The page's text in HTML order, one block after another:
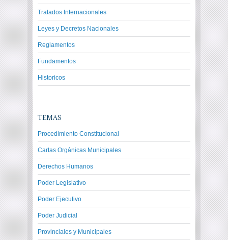
Tratados Internacionales
Leyes y Decretos Nacionales
Reglamentos
Fundamentos
Historicos
TEMAS
Procedimiento Constitucional
Cartas Orgánicas Municipales
Derechos Humanos
Poder Legislativo
Poder Ejecutivo
Poder Judicial
Provinciales y Municipales